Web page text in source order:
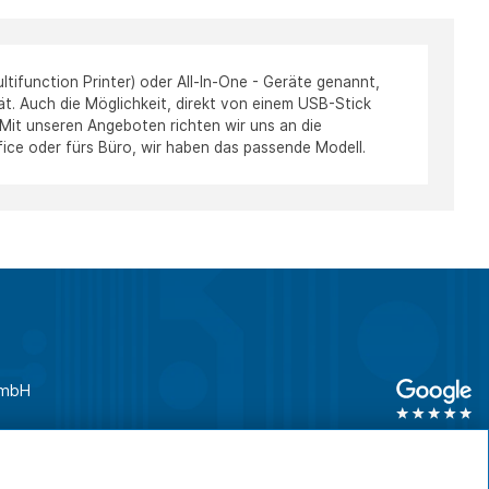
Printer) oder All-In-One - Geräte genannt,
Auch die Möglichkeit, direkt von einem USB-Stick
unseren Angeboten richten wir uns an die
oder fürs Büro, wir haben das passende Modell.